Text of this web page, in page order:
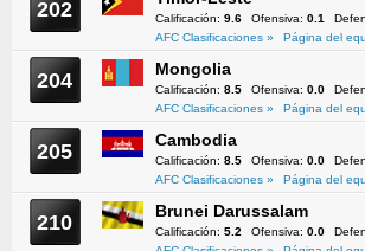
202 Calificación: 9.6 Ofensiva: 0.1
AFC Clasificaciones »
Página del
204 Mongolia
Calificación: 8.5 Ofensiva: 0.0
AFC Clasificaciones »
Página del
205 Cambodia
Calificación: 8.5 Ofensiva: 0.0
AFC Clasificaciones »
Página del
210 Brunei Darussalam
Calificación: 5.2 Ofensiva: 0.0